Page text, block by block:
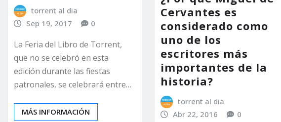
torrent al dia
Sep 19, 2017
0
La Feria del Libro de Torrent,
que no se celebró en esta
edición durante las fiestas
patronales, se celebrará entre…
MÁS INFORMACIÓN
Cervantes es
considerado como
uno de los
escritores más
importantes de la
historia?
torrent al dia
Abr 22, 2016
0